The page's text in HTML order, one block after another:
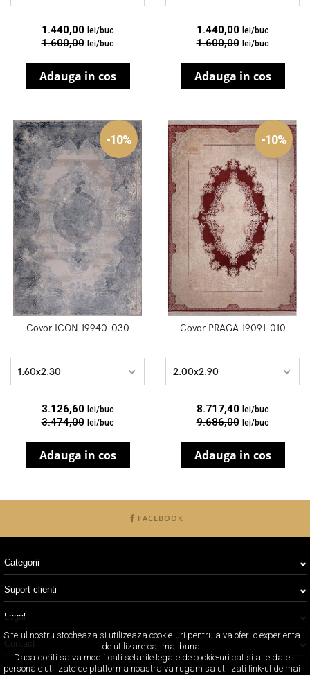
1.440,00 lei/buc
1.600,00 lei/buc
Adauga in cos
1.440,00 lei/buc
1.600,00 lei/buc
Adauga in cos
-10%
Covor ICON 19940-030
1.60x2.30
3.126,60 lei/buc
3.474,00 lei/buc
Adauga in cos
-10%
Covor PRAGA 19091-010
2.00x2.90
8.717,40 lei/buc
9.686,00 lei/buc
Adauga in cos
FACEBOOK
Categorii
Suport clienti
Legal
Contact
Site-ul nostru stocheaza si utilizeaza cookie-uri pentru a va oferi o experienta
de utilizare cat mai buna.
Daca doriti sa va modificati setarile legate de cookie-uri cat si alte date
personale utilizate de platforma noastra va rugam sa utilizati link-ul de mai